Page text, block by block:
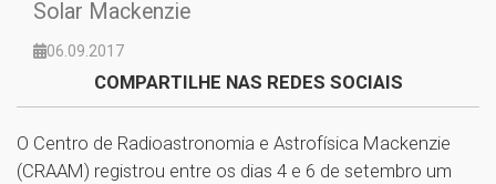
Solar Mackenzie
06.09.2017
COMPARTILHE NAS REDES SOCIAIS
O Centro de Radioastronomia e Astrofísica Mackenzie
(CRAAM) registrou entre os dias 4 e 6 de setembro um